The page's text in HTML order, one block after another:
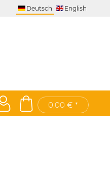
Deutsch English
0,00 € *